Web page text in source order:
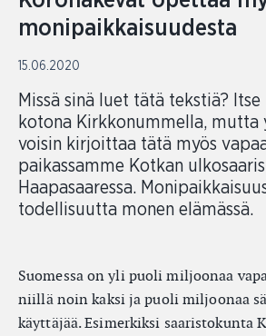
monipaikkaisuudesta
15.06.2020
Missä sinä luet tätä tekstiä?
kotona Kirkkonummella, mutta
voisin kirjoittaa tätä myös
paikassamme Kotkan
Haapasaaressa.
todellisuutta monen elämässä.
Suomessa on yli puoli miljoonaa
niillä noin kaksi ja puoli miljoonaa
käyttäjää. Esimerkiksi saaristokunta